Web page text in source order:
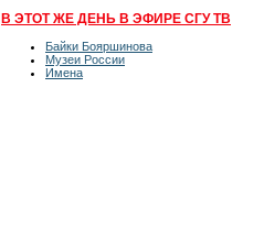
В ЭТОТ ЖЕ ДЕНЬ В ЭФИРЕ СГУ ТВ
Байки Бояршинова
Музеи России
Имена